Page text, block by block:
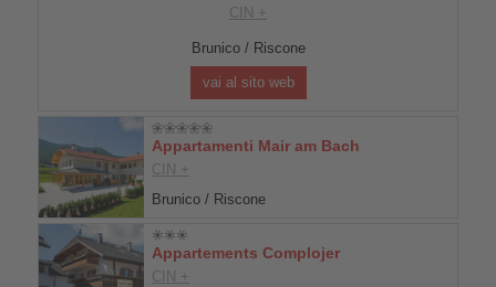
CIN +
Brunico / Riscone
vai al sito web
Appartamenti Mair am Bach
CIN +
Brunico / Riscone
Appartements Complojer
CIN +